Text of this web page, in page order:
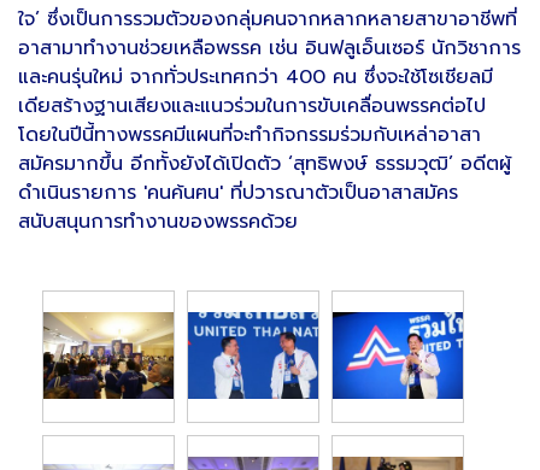
ใจ’ ซึ่งเป็นการรวมตัวของกลุ่มคนจากหลากหลายสาขาอาชีพที่
อาสามาทำงานช่วยเหลือพรรค เช่น อินฟลูเอ็นเซอร์ นักวิชาการ
และคนรุ่นใหม่ จากทั่วประเทศกว่า 400 คน ซึ่งจะใช้โซเชียลมี
เดียสร้างฐานเสียงและแนวร่วมในการขับเคลื่อนพรรคต่อไป
โดยในปีนี้ทางพรรคมีแผนที่จะทำกิจกรรมร่วมกับเหล่าอาสา
สมัครมากขึ้น อีกทั้งยังได้เปิดตัว ‘สุทธิพงษ์ ธรรมวุฒิ’ อดีตผู้
ดำเนินรายการ 'คนค้นฅน' ที่ปวารณาตัวเป็นอาสาสมัคร
สนับสนุนการทำงานของพรรคด้วย